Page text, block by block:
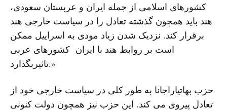
کشورهای اسلامی از جمله ایران و عربستان سعودی،
هند باید همچون گذشته تعادل را در سیاست خارجی هند
برقرار کند. نزدیک شدن زیاد مودی به اسراییل ممکن
است بر روابط هند با ایران کشورهای عربی
تاثیربگذارد.»
حزب بهاتیاراجانا به طور کلی در سیاست خارجی خود از
تعادل پیروی می کند. این حزب نیز همچون دولت کنونی